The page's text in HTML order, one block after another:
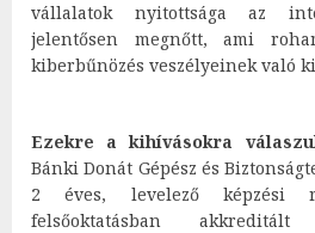
vállalatok nyitottsága az
jelentősen megnőtt, ami
kiberbűnözés veszélyeinek való
Ezekre a kihívásokra
Bánki Donát Gépész és
2 éves, levelező képzési
felsőoktatásban akkreditált